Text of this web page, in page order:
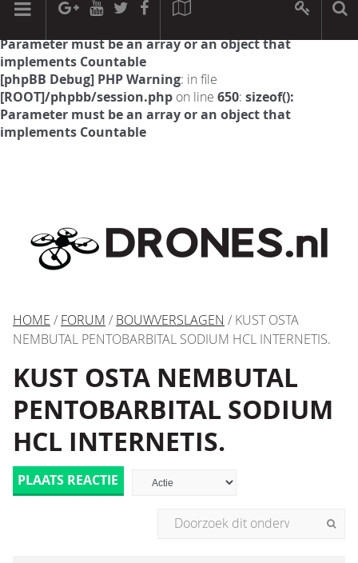
[phpBB Debug] PHP Warning: in file
Parameter must be an array or an object that
implements Countable
[phpBB Debug] PHP Warning: in file
[ROOT]/phpbb/session.php on line 650: sizeof():
Parameter must be an array or an object that
implements Countable
HOME / FORUM / BOUWVERSLAGEN / KUST OSTA
NEMBUTAL PENTOBARBITAL SODIUM HCL INTERNETIS.
KUST OSTA NEMBUTAL
PENTOBARBITAL SODIUM
HCL INTERNETIS.
PLAATS REACTIE